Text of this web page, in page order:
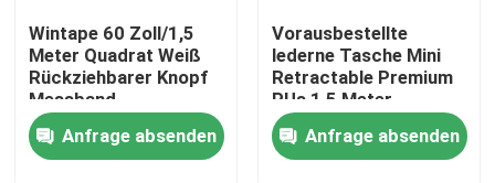
Qualitätskontrolle
Treten Sie mit uns in Verbindung
Fordern Sie ein Zitat
Wintape 60 Zoll/1,5
Meter Quadrat Weiß
Rückziehbarer Knopf
Messband
Körpergröße
Messband Größe Mit
Schlüsselfinger
Anfrage absenden
Vorausbestellte
lederne Tasche Mini
Retractable Premium
PUs 1,5 Meter-
messender
Machthaber mit Logo
Printed
Anfrage absenden